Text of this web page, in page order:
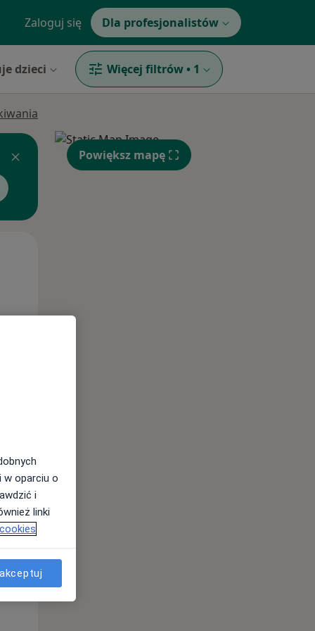
Zaloguj się Dla profesjonalistów
dzieci Więcej filtrów • 1
Śr,
12 Sie
Powiększ mapę
w oparciu o
i
linki